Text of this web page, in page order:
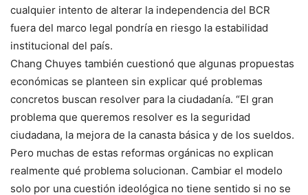
cualquier intento de alterar la independencia del BCR
fuera del marco legal pondría en riesgo la estabilidad
institucional del país.
Chang Chuyes también cuestionó que algunas propuestas
económicas se planteen sin explicar qué problemas
concretos buscan resolver para la ciudadanía. “El gran
problema que queremos resolver es la seguridad
ciudadana, la mejora de la canasta básica y de los sueldos.
Pero muchas de estas reformas orgánicas no explican
realmente qué problema solucionan. Cambiar el modelo
solo por una cuestión ideológica no tiene sentido si no se